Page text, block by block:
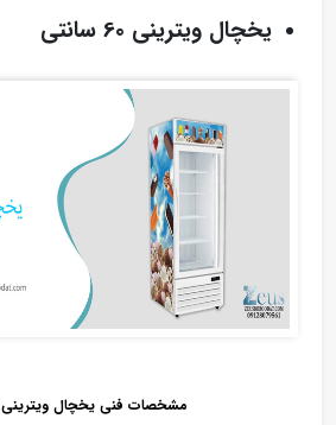
یخچال ویترینی 60 سانتی
مشخصات فنی یخچال ویترینی 60 سانتی